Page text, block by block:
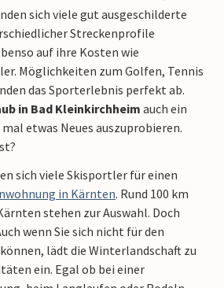
sich viele gut ausgeschilderte
Streckenprofile
auf ihre Kosten wie
Möglichkeiten zum Golfen, Tennis
das Sporterlebnis perfekt ab.
in Bad Kleinkirchheim auch ein
etwas Neues auszuprobieren.
sich viele Skisportler für einen
in Kärnten. Rund 100 km
stehen zur Auswahl. Doch
wenn Sie sich nicht für den
lädt die Winterlandschaft zu
ein. Egal ob bei einer